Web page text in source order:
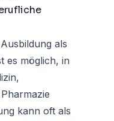
als
es möglich, in
kann oft als